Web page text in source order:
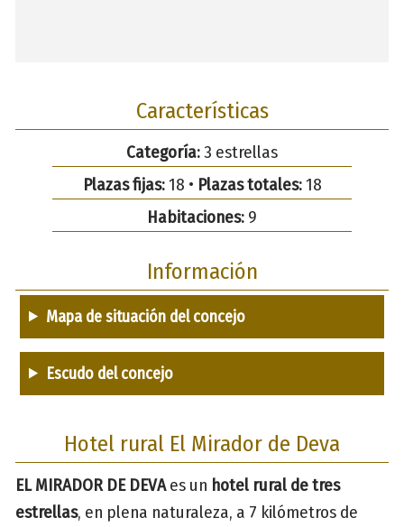
Características
Categoría:3 estrellas
Plazas fijas:18 • Plazas totales:18
Habitaciones: 9
Información
Mapa de situación del concejo
Escudo del concejo
Hotel rural El Mirador de Deva
EL MIRADOR DE DEVAes un hotel rural de tres
estrellas, en plena naturaleza, a 7 kilómetros de